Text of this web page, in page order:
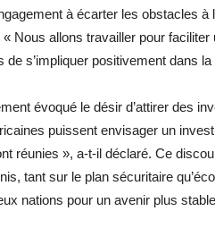
à écarter les obstacles
Nous allons travailler pour
de s’impliquer positivement dans la
évoqué le désir d’attirer des
puissent envisager un
réunies », a-t-il déclaré. Ce
tant sur le plan sécuritaire
nations pour un avenir plus